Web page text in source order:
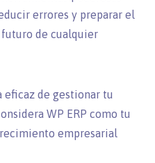
errores y preparar el
de cualquier
eficaz de gestionar tu
WP ERP como tu
empresarial